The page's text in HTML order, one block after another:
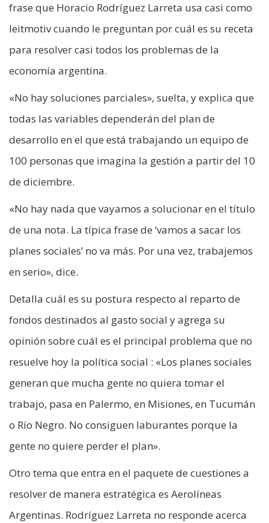
frase que Horacio Rodríguez Larreta usa casi como
leitmotiv cuando le preguntan por cuál es su receta
para resolver casi todos los problemas de la
economía argentina.
«No hay soluciones parciales», suelta, y explica que
todas las variables dependerán del plan de
desarrollo en el que está trabajando un equipo de
100 personas que imagina la gestión a partir del 10
de diciembre.
«No hay nada que vayamos a solucionar en el título
de una nota. La típica frase de ‘vamos a sacar los
planes sociales’ no va más. Por una vez, trabajemos
en serio», dice.
Detalla cuál es su postura respecto al reparto de
fondos destinados al gasto social y agrega su
opinión sobre cuál es el principal problema que no
resuelve hoy la política social : «Los planes sociales
generan que mucha gente no quiera tomar el
trabajo, pasa en Palermo, en Misiones, en Tucumán
o Río Negro. No consiguen laburantes porque la
gente no quiere perder el plan».
Otro tema que entra en el paquete de cuestiones a
resolver de manera estratégica es Aerolíneas
Argentinas. Rodríguez Larreta no responde acerca